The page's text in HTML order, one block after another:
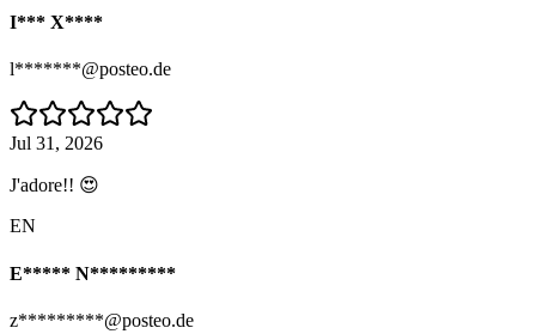
I*** X****
l*******@posteo.de
Jul 31, 2026
J'adore!! 😍
EN
E***** N*********
z*********@posteo.de